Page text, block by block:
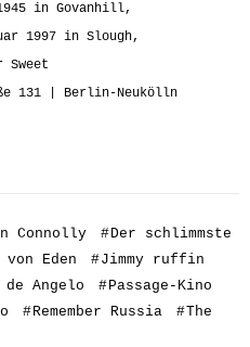
in Govanhill,
1997 in Slough,
Sweet
131 | Berlin-Neukölln
Connolly #Der schlimmste
Eden #Jimmy ruffin
de Angelo #Passage-Kino
#Remember Russia #The